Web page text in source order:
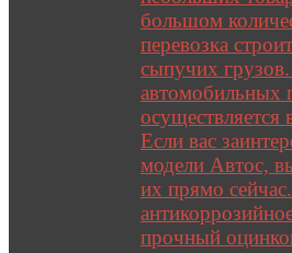
большом
перевозка
сыпучих
автомобильных
осуществляется
Если вас
модели Автос,
их прямо
прочный